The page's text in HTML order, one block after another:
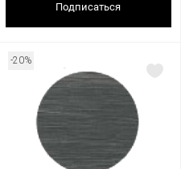
Подписаться
-20%